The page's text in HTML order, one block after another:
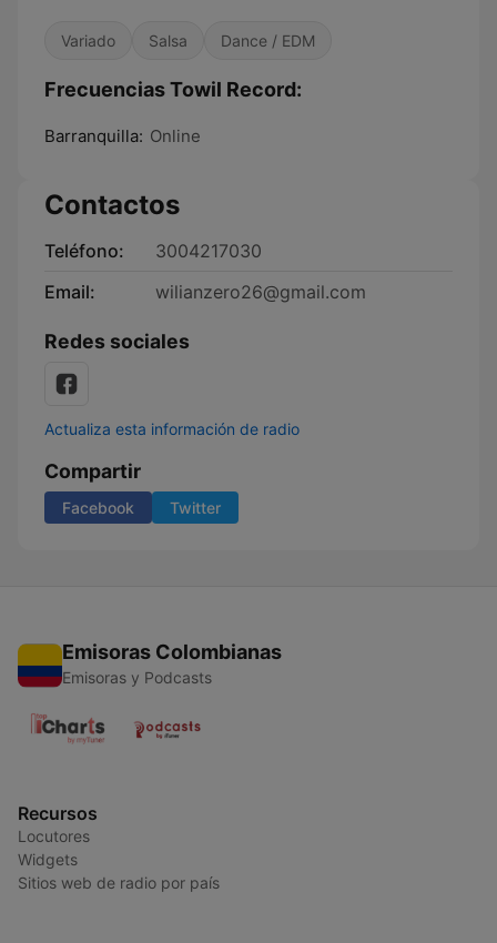
Variado Salsa Dance / EDM
Frecuencias Towil Record:
Barranquilla: Online
Contactos
Teléfono:
3004217030
Email:
wilianzero26@gmail.com
Redes sociales
Actualiza esta información de radio
Compartir
Facebook Twitter
Emisoras Colombianas
Emisoras y Podcasts
Recursos
Locutores
Widgets
Sitios web de radio por país